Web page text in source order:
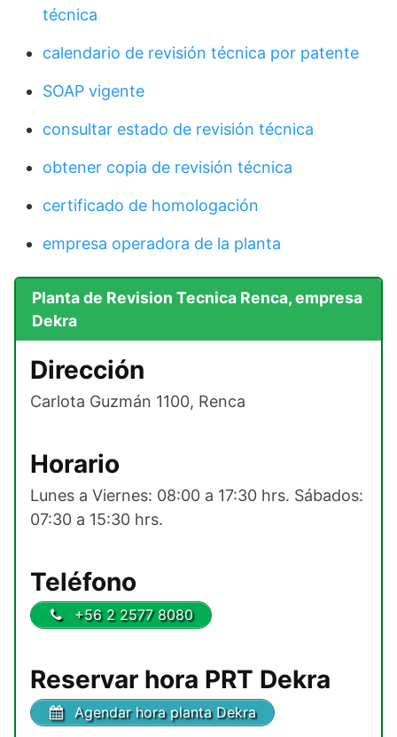
técnica
calendario de revisión técnica por patente
SOAP vigente
consultar estado de revisión técnica
obtener copia de revisión técnica
certificado de homologación
empresa operadora de la planta
Planta de Revision Tecnica Renca, empresa
Dekra
Dirección
Carlota Guzmán 1100, Renca
Horario
Lunes a Viernes: 08:00 a 17:30 hrs. Sábados:
07:30 a 15:30 hrs.
Teléfono
+56 2 2577 8080
Reservar hora PRT Dekra
Agendar hora planta Dekra